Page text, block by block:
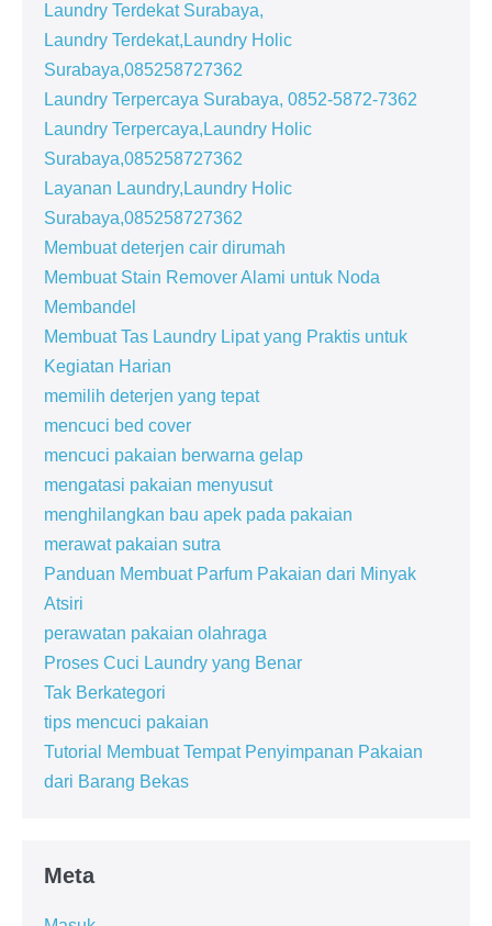
Laundry Terdekat Surabaya,
Laundry Terdekat,Laundry Holic
Surabaya,085258727362
Laundry Terpercaya Surabaya, 0852-5872-7362
Laundry Terpercaya,Laundry Holic
Surabaya,085258727362
Layanan Laundry,Laundry Holic
Surabaya,085258727362
Membuat deterjen cair dirumah
Membuat Stain Remover Alami untuk Noda
Membandel
Membuat Tas Laundry Lipat yang Praktis untuk
Kegiatan Harian
memilih deterjen yang tepat
mencuci bed cover
mencuci pakaian berwarna gelap
mengatasi pakaian menyusut
menghilangkan bau apek pada pakaian
merawat pakaian sutra
Panduan Membuat Parfum Pakaian dari Minyak
Atsiri
perawatan pakaian olahraga
Proses Cuci Laundry yang Benar
Tak Berkategori
tips mencuci pakaian
Tutorial Membuat Tempat Penyimpanan Pakaian
dari Barang Bekas
Meta